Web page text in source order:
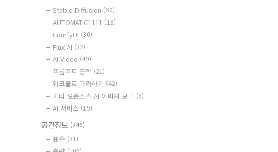
Stable Diffusion (60)
AUTOMATIC1111 (18)
ComfyUI (30)
Flux AI (32)
AI Video (49)
프롬프트 공학 (21)
워크플로 따라하기 (42)
기타 오픈소스 AI 이미지 모델 (6)
AI 서비스 (19)
공간정보 (246)
표준 (31)